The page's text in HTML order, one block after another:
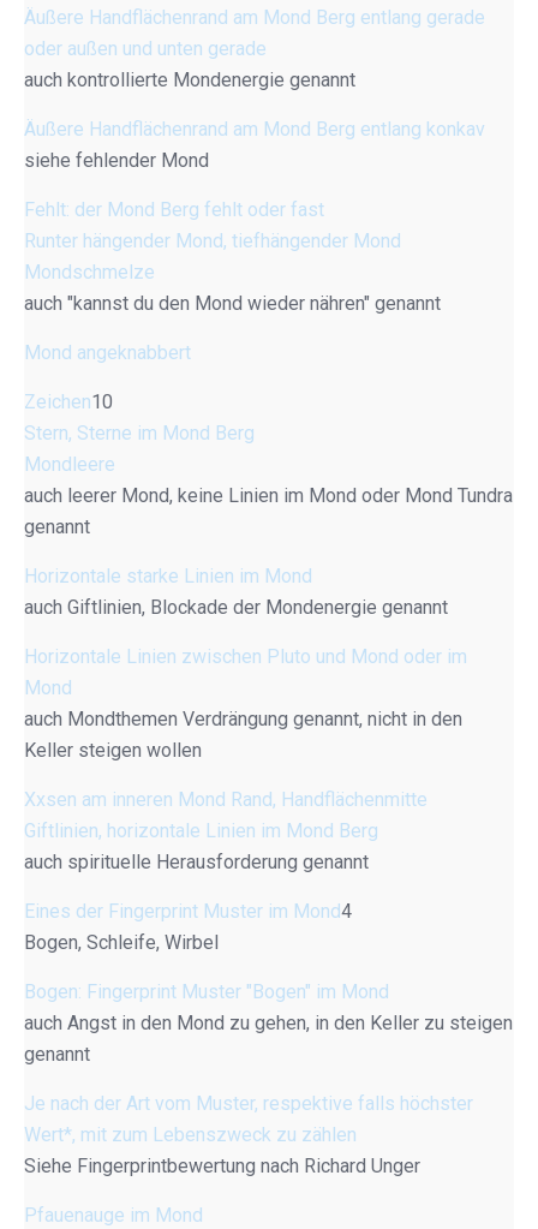
Äußere Handflächenrand am Mond Berg entlang gerade
oder außen und unten gerade
auch kontrollierte Mondenergie genannt
Äußere Handflächenrand am Mond Berg entlang konkav
siehe fehlender Mond
Fehlt: der Mond Berg fehlt oder fast
Runter hängender Mond, tiefhängender Mond
Mondschmelze
auch "kannst du den Mond wieder nähren" genannt
Mond angeknabbert
Zeichen10
Stern, Sterne im Mond Berg
Mondleere
auch leerer Mond, keine Linien im Mond oder Mond Tundra
genannt
Horizontale starke Linien im Mond
auch Giftlinien, Blockade der Mondenergie genannt
Horizontale Linien zwischen Pluto und Mond oder im
Mond
auch Mondthemen Verdrängung genannt, nicht in den
Keller steigen wollen
Xxsen am inneren Mond Rand, Handflächenmitte
Giftlinien, horizontale Linien im Mond Berg
auch spirituelle Herausforderung genannt
Eines der Fingerprint Muster im Mond4
Bogen, Schleife, Wirbel
Bogen: Fingerprint Muster "Bogen" im Mond
auch Angst in den Mond zu gehen, in den Keller zu steigen
genannt
Je nach der Art vom Muster, respektive falls höchster
Wert*, mit zum Lebenszweck zu zählen
Siehe Fingerprintbewertung nach Richard Unger
Pfauenauge im Mond